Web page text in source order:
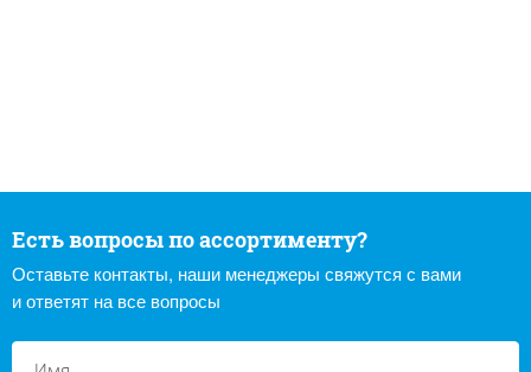
Есть вопросы по ассортименту?
Оставьте контакты, наши менеджеры свяжутся с вами
и ответят на все вопросы